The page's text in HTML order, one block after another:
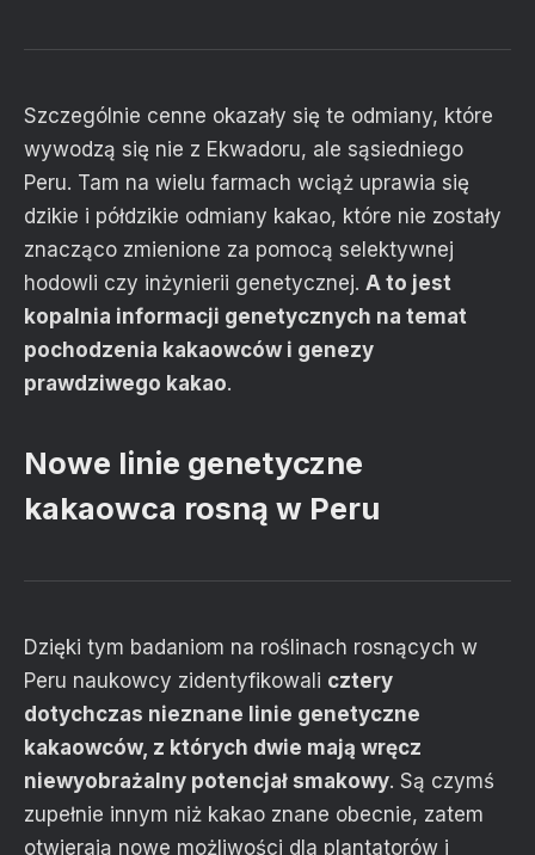
Szczególnie cenne okazały się te odmiany, które
wywodzą się nie z Ekwadoru, ale sąsiedniego
Peru. Tam na wielu farmach wciąż uprawia się
dzikie i półdzikie odmiany kakao, które nie zostały
znacząco zmienione za pomocą selektywnej
hodowli czy inżynierii genetycznej. A to jest
kopalnia informacji genetycznych na temat
pochodzenia kakaowców i genezy
prawdziwego kakao.
Nowe linie genetyczne
kakaowca rosną w Peru
Dzięki tym badaniom na roślinach rosnących w
Peru naukowcy zidentyfikowali cztery
dotychczas nieznane linie genetyczne
kakaowców, z których dwie mają wręcz
niewyobrażalny potencjał smakowy. Są czymś
zupełnie innym niż kakao znane obecnie, zatem
otwierają nowe możliwości dla plantatorów i